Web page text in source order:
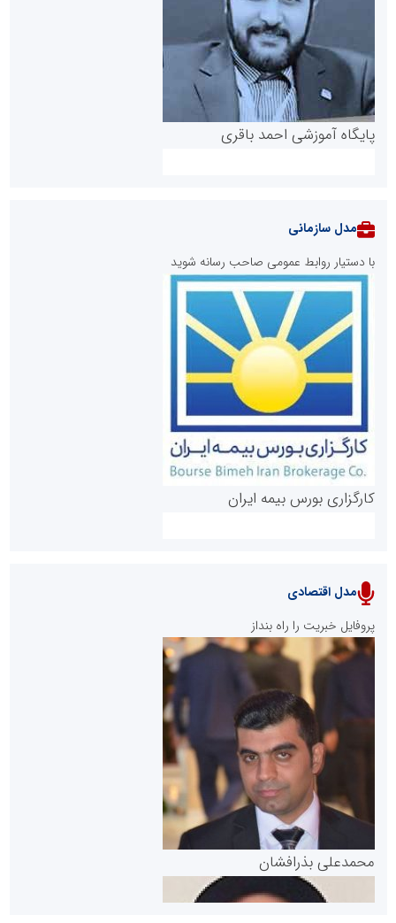
پایگاه آموزشی احمد باقری
روابط عمومی خبرگزاری گزارش خبر
پایگاه خبری نهضت ملی مسکن
پایگاه خبری گفتمان یزد
مدل سازمانی
با دستیار روابط عمومی صاحب رسانه شوید
کارگزاری بورس بیمه ایران
سازمان بورس و اوراق بهادار
مرجع اخبار موثق در بازارسرمایه
مدل اقتصادی
پروفایل خبریت را راه بنداز
محمدعلی بذرافشان